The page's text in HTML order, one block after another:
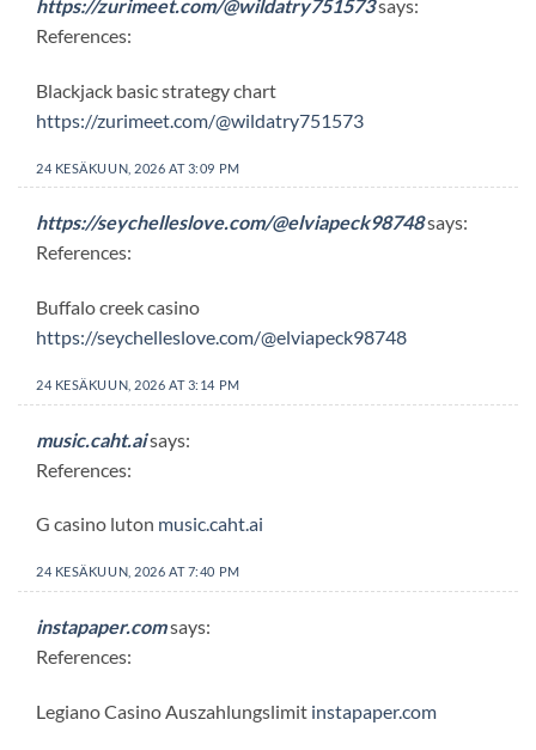
https://zurimeet.com/@wildatry751573says:
References:
Blackjack basic strategy chart
https://zurimeet.com/@wildatry751573
24 KESÄKUUN, 2026 AT 3:09 PM
https://seychelleslove.com/@elviapeck98748says:
References:
Buffalo creek casino
https://seychelleslove.com/@elviapeck98748
24 KESÄKUUN, 2026 AT 3:14 PM
music.caht.aisays:
References:
G casino luton music.caht.ai
24 KESÄKUUN, 2026 AT 7:40 PM
instapaper.comsays:
References:
Legiano Casino Auszahlungslimit instapaper.com